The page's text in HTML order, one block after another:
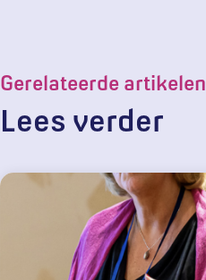
Gerelateerde artikelen
Lees verder